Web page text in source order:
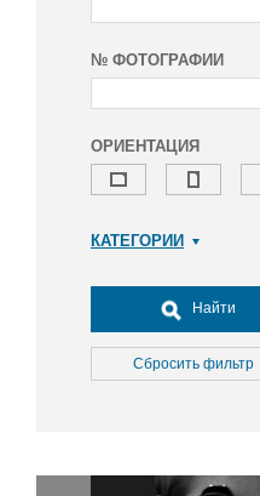
№ ФОТОГРАФИИ
ОРИЕНТАЦИЯ
КАТЕГОРИИ
Досуг, туризм и отдых
Культура
Медицина
Окружающая среда
Найти
Сбросить фильтр